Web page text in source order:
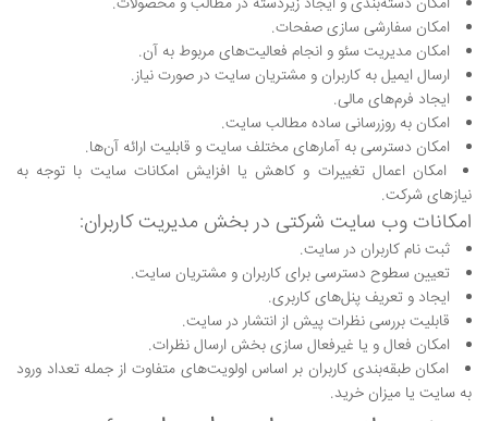
امکان دسته‌بندی و ایجاد زیردسته در مطالب و محصولات.
امکان سفارشی سازی صفحات.
امکان مدیریت سئو و انجام فعالیت‌های مربوط به آن.
ارسال ایمیل به کاربران و مشتریان سایت در صورت نیاز.
ایجاد فرم‌های مالی.
امکان به روزرسانی ساده مطالب سایت.
امکان دسترسی به آمارهای مختلف سایت و قابلیت ارائه آن‌ها.
امکان اعمال تغییرات و کاهش یا افزایش امکانات سایت با توجه به
نیاز‌های شرکت.
امکانات وب سایت شرکتی در بخش مدیریت کاربران:
ثبت نام کاربران در سایت.
تعیین سطوح دسترسی برای کاربران و مشتریان سایت.
ایجاد و تعریف پنل‌های کاربری.
قابلیت بررسی نظرات پیش از انتشار در سایت.
امکان فعال و یا غیرفعال سازی بخش ارسال نظرات.
امکان طبقه‌بندی کاربران بر اساس اولویت‌های متفاوت از جمله تعداد ورود
به سایت یا میزان خرید.